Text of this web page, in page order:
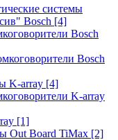
системы
Bosch [4]
Bosch
Bosch
K-array [4]
K-array
[1]
Out Board TiMax [2]